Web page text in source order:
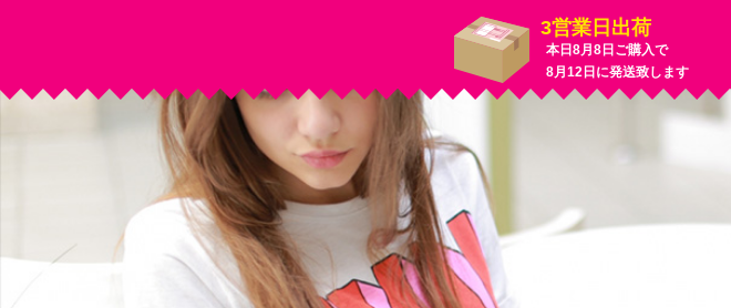
3営業日出荷
本日 8月8日 ご購入で
8月12日 に発送致します